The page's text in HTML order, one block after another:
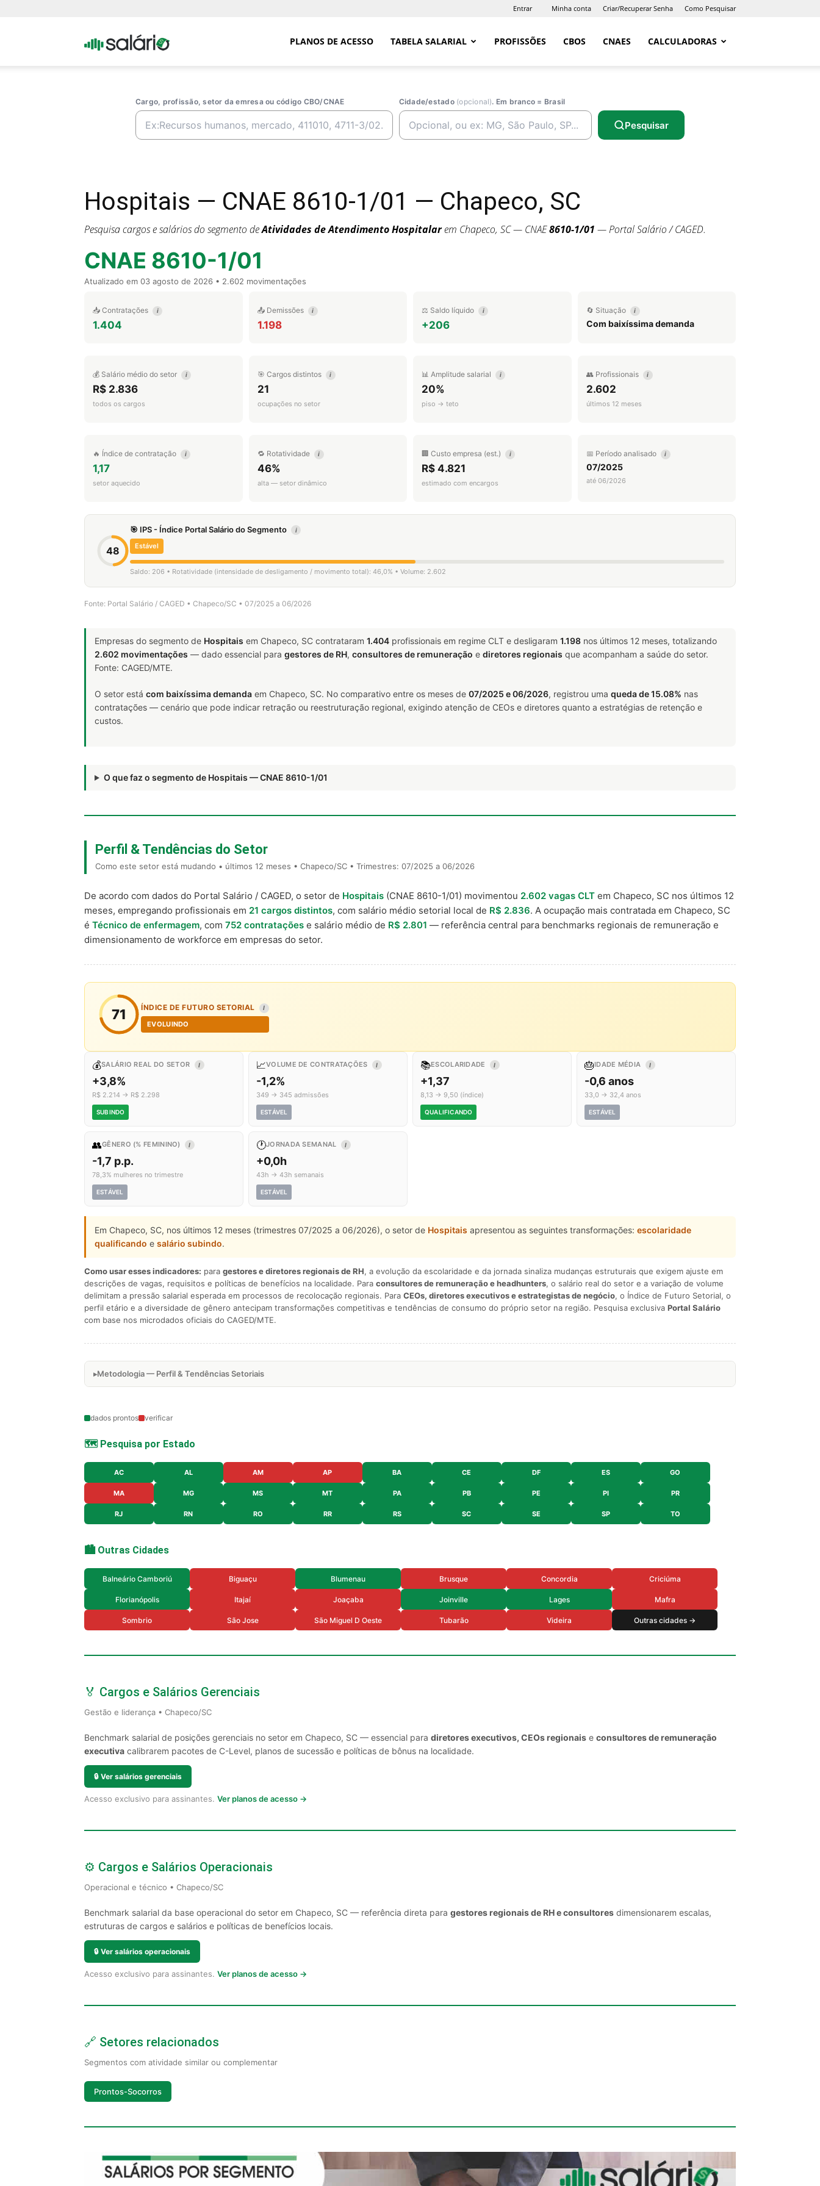
Entrar Minha conta Criar/Recuperar Senha Como Pesquisar
Portal PLANOS DE ACESSO TABELA SALARIAL PROFISSÕES CBOS CNAES CALCULADORAS
Cargo, profissão, setor da emresa ou código CBO/CNAE Cidade/estado (opcional). Em branco = Brasil
Pesquisar
Hospitais — CNAE 8610-1/01 — Chapeco, SC
Pesquisa cargos e salários do segmento deAtividades de Atendimento Hospitalarem Chapeco, SC — CNAE8610-1/01 — Portal Salário / CAGED.
CNAE 8610-1/01
Atualizado em 03 agosto de 2026 • 2.602 movimentações
📥 Contratações i
1.404
📤 Demissões i
1.198
⚖️ Saldo líquido i
+206
🔄 Situação i
Com baixíssima demanda
💰 Salário médio do setor i
R$ 2.836
todos os cargos
🎯 Cargos distintos i
21
ocupações no setor
📊 Amplitude salarial i
20%
piso → teto
👥 Profissionais i
2.602
últimos 12 meses
🔥 Índice de contratação i
1,17
setor aquecido
🔁 Rotatividade i
46%
alta — setor dinâmico
🏢 Custo empresa (est.) i
R$ 4.821
estimado com encargos
📅 Período analisado i
07/2025
até 06/2026
48
🎯 IPS - Índice Portal Salário do Segmento i
Estável
Saldo: 206 • Rotatividade (intensidade de desligamento / movimento total): 46,0% • Volume: 2.602
Fonte: Portal Salário / CAGED • Chapeco/SC • 07/2025 a 06/2026
Empresas do segmento de Hospitais em Chapeco, SC contrataram 1.404 profissionais em regime CLT e desligaram 1.198 nos últimos 12 meses, totalizando
2.602 movimentações — dado essencial para gestores de RH, consultores de remuneração e diretores regionais que acompanham a saúde do setor.
Fonte: CAGED/MTE.
O setor está com baixíssima demanda em Chapeco, SC. No comparativo entre os meses de 07/2025 e 06/2026, registrou uma queda de 15.08% nas
contratações — cenário que pode indicar retração ou reestruturação regional, exigindo atenção de CEOs e diretores quanto a estratégias de retenção e
custos.
O que faz o segmento de Hospitais — CNAE 8610-1/01
Perfil & Tendências do Setor
Como este setor está mudando • últimos 12 meses • Chapeco/SC • Trimestres: 07/2025 a 06/2026
De acordo com dados do Portal Salário / CAGED, o setor de Hospitais (CNAE 8610-1/01) movimentou 2.602 vagas CLT em Chapeco, SC nos últimos 12
meses, empregando profissionais em 21 cargos distintos, com salário médio setorial local de R$ 2.836. A ocupação mais contratada em Chapeco, SC
é Técnico de enfermagem, com 752 contratações e salário médio de R$ 2.801 — referência central para benchmarks regionais de remuneração e
dimensionamento de workforce em empresas do setor.
71 ÍNDICE DE FUTURO SETORIAL I
EVOLUINDO
💰SALÁRIO REAL DO SETOR I
+3,8%
R$ 2.214 → R$ 2.298
SUBINDO
📈VOLUME DE CONTRATAÇÕES I
-1,2%
349 → 345 admissões
ESTÁVEL
📚ESCOLARIDADE I
+1,37
8,13 → 9,50 (índice)
QUALIFICANDO
🎂IDADE MÉDIA I
-0,6 anos
33,0 → 32,4 anos
ESTÁVEL
👥GÊNERO (% FEMININO) I
-1,7 p.p.
78,3% mulheres no trimestre
ESTÁVEL
🕐JORNADA SEMANAL I
+0,0h
43h → 43h semanais
ESTÁVEL
Em Chapeco, SC, nos últimos 12 meses (trimestres 07/2025 a 06/2026), o setor de Hospitais apresentou as seguintes transformações: escolaridade
qualificando e salário subindo.
Como usar esses indicadores: para gestores e diretores regionais de RH, a evolução da escolaridade e da jornada sinaliza mudanças estruturais que exigem ajuste em
descrições de vagas, requisitos e políticas de benefícios na localidade. Para consultores de remuneração e headhunters, o salário real do setor e a variação de volume
delimitam a pressão salarial esperada em processos de recolocação regionais. Para CEOs, diretores executivos e estrategistas de negócio, o Índice de Futuro Setorial, o
perfil etário e a diversidade de gênero antecipam transformações competitivas e tendências de consumo do próprio setor na região. Pesquisa exclusiva Portal Salário
com base nos microdados oficiais do CAGED/MTE.
Metodologia — Perfil & Tendências Setoriais
dados prontos verificar
🗺️ Pesquisa por Estado
AC AL AM AP BA CE DF ES GO
MA MG MS MT PA PB PE PI PR
RJ RN RO RR RS SC SE SP TO
🏙️ Outras Cidades
Balneário Camboriú Biguaçu Blumenau Brusque Concordia Criciúma
Florianópolis Itajaí Joaçaba Joinville Lages Mafra
Sombrio São Jose São Miguel D Oeste Tubarão Videira Outras cidades →
🏅 Cargos e Salários Gerenciais
Gestão e liderança • Chapeco/SC
Benchmark salarial de posições gerenciais no setor em Chapeco, SC — essencial para diretores executivos, CEOs regionais e consultores de remuneração
executiva calibrarem pacotes de C-Level, planos de sucessão e políticas de bônus na localidade.
🔒 Ver salários gerenciais
Acesso exclusivo para assinantes. Ver planos de acesso →
⚙️ Cargos e Salários Operacionais
Operacional e técnico • Chapeco/SC
Benchmark salarial da base operacional do setor em Chapeco, SC — referência direta para gestores regionais de RH e consultores dimensionarem escalas,
estruturas de cargos e salários e políticas de benefícios locais.
🔒 Ver salários operacionais
Acesso exclusivo para assinantes. Ver planos de acesso →
🔗 Setores relacionados
Segmentos com atividade similar ou complementar
Prontos-Socorros